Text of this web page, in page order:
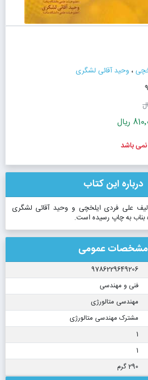
، وحید آقائی لشگری
باشد
درباره این کتاب
تالیف علی فردی ایلخچی و وحید آقائی لشگری
بناب به چاپ رسیده است.
مشخصات عمومی
9786229649206
فنی و مهندسی
مهندسی متالورژی
مشترک مهندسی متالورژی
1
1
290 گرم